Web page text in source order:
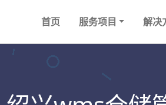
首页 服务项目 解决